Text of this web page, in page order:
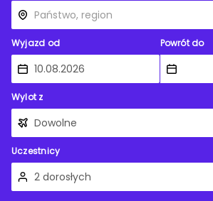
Wyjazd od Powrót do
Wylot z
Uczestnicy